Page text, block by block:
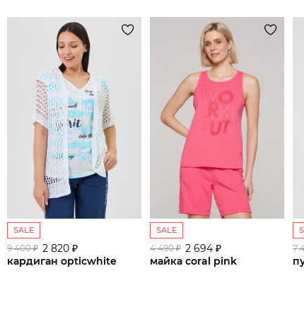
сайте СДЭК
SALE
9 400 ₽ 2 820 ₽
кардиган opticwhite
SALE
4 490 ₽ 2 694 ₽
майка coral pink
7